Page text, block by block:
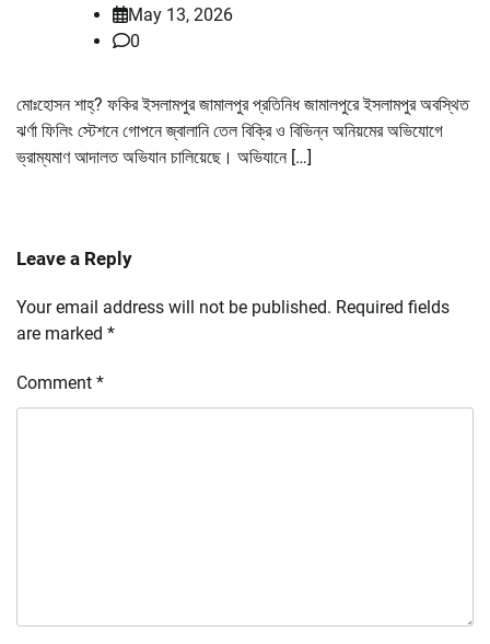
May 13, 2026
0
মোঃহোসন শাহ্? ফকির ইসলামপুর জামালপুর প্রতিনিধ জামালপুরে ইসলামপুর অবস্থিত
ঝর্ণা ফিলিং স্টেশনে গোপনে জ্বালানি তেল বিক্রি ও বিভিন্ন অনিয়মের অভিযোগে
ভ্রাম্যমাণ আদালত অভিযান চালিয়েছে। অভিযানে […]
Leave a Reply
Your email address will not be published. Required fields
are marked *
Comment *